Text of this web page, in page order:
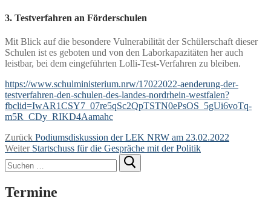
3. Testverfahren an Förderschulen
Mit Blick auf die besondere Vulnerabilität der Schülerschaft dieser
Schulen ist es geboten und von den Laborkapazitäten her auch
leistbar, bei dem eingeführten Lolli-Test-Verfahren zu bleiben.
https://www.schulministerium.nrw/17022022-aenderung-der-
testverfahren-den-schulen-des-landes-nordrhein-westfalen?
fbclid=IwAR1CSY7_07re5qSc2QpTSTN0ePsOS_5gUi6voTq-
m5R_CDy_RIKD4Aamahc
Beitragsnavigation
Zurück Vorheriger
Beitrag:
Podiumsdiskussion der LEK NRW am 23.02.2022
Weiter Nächster
Beitrag:
Startschuss für die Gespräche mit der Politik
Suchen
nach:
Termine